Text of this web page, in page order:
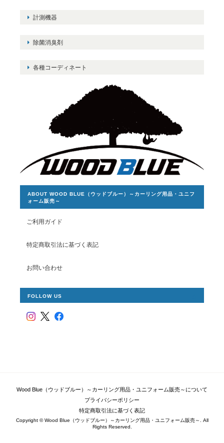
計測機器
除菌消臭剤
各種コーディネート
ABOUT WOOD BLUE（ウッドブルー）～カーリング用品・ユニフ
ォーム販売～
ご利用ガイド
特定商取引法に基づく表記
お問い合わせ
FOLLOW US
Wood Blue（ウッドブルー）～カーリング用品・ユニフォーム販売～について
プライバシーポリシー
特定商取引法に基づく表記
Copyright © Wood Blue（ウッドブルー）～カーリング用品・ユニフォーム販売～. All
Rights Reserved.